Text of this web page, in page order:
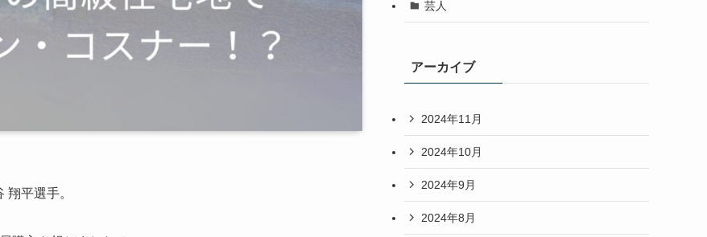
平選手。
芸人
アーカイブ
2024年11月
2024年10月
2024年9月
2024年8月